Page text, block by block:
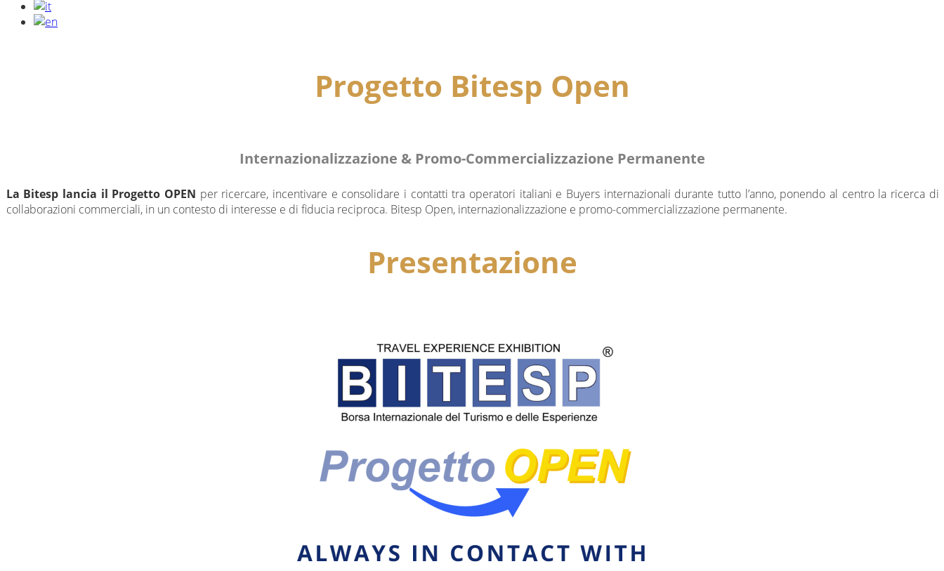
Progetto Bitesp Open
Internazionalizzazione & Promo-Commercializzazione Permanente
La Bitesp lancia il Progetto OPEN per ricercare, incentivare e consolidare i contatti tra operatori italiani e Buyers internazionali durante tutto l’anno, ponendo al centro la ricerca di
collaborazioni commerciali, in un contesto di interesse e di fiducia reciproca. Bitesp Open, internazionalizzazione e promo-commercializzazione permanente.
Presentazione